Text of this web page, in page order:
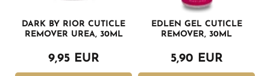
DARK BY RIOR CUTICLE
REMOVER UREA, 30ML
9,95 EUR
EDLEN GEL CUTICLE
REMOVER, 30ML
5,90 EUR